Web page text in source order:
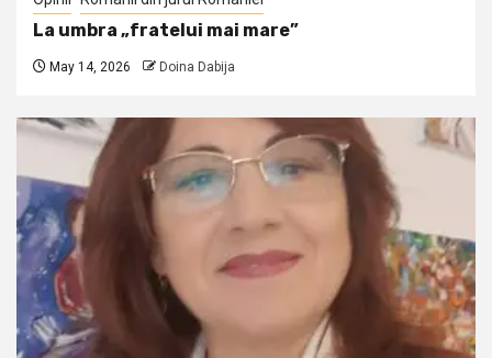
La umbra „fratelui mai mare”
May 14, 2026 Doina Dabija